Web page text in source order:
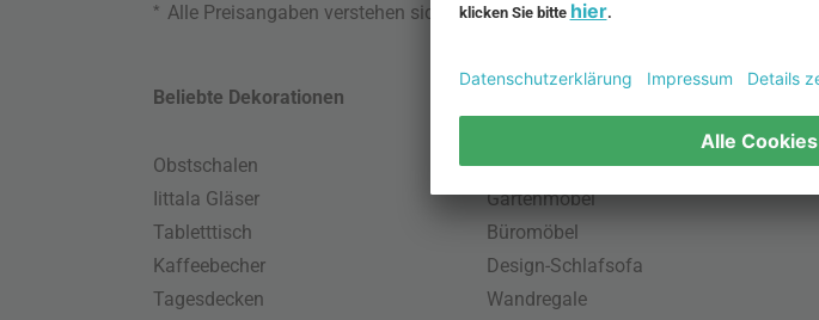
* Alle Preisangaben verstehen sich inklusive MwSt. und zzgl.
Beliebte Dekorationen
Obstschalen
Iittala Gläser
Tabletttisch
Kaffeebecher
Tagesdecken
Skandinavische Möbel
Gartenmöbel
Büromöbel
Design-Schlafsofa
Wandregale